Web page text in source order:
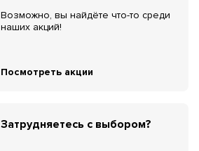
Возможно, вы найдёте что-то среди
наших акций!
Посмотреть акции
Затрудняетесь с выбором?